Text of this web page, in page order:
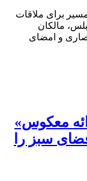
برای ملاقات
مالکان
و امضای
معکوس»
سبز را